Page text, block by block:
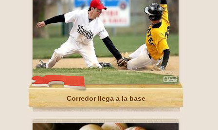
Corredor llega a la base